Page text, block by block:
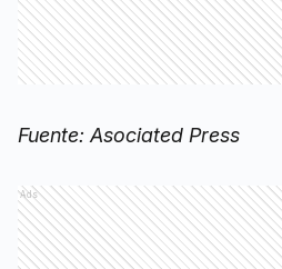
Fuente: Asociated Press
Ads